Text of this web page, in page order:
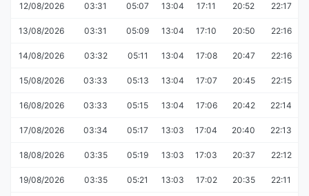
12/08/2026 03:31 05:07 13:04 17:11 20:52 22:17
13/08/2026 03:31 05:09 13:04 17:10 20:50 22:16
14/08/2026 03:32 05:11 13:04 17:08 20:47 22:16
15/08/2026 03:33 05:13 13:04 17:07 20:45 22:15
16/08/2026 03:33 05:15 13:04 17:06 20:42 22:14
17/08/2026 03:34 05:17 13:03 17:04 20:40 22:13
18/08/2026 03:35 05:19 13:03 17:03 20:37 22:12
19/08/2026 03:35 05:21 13:03 17:02 20:35 22:11